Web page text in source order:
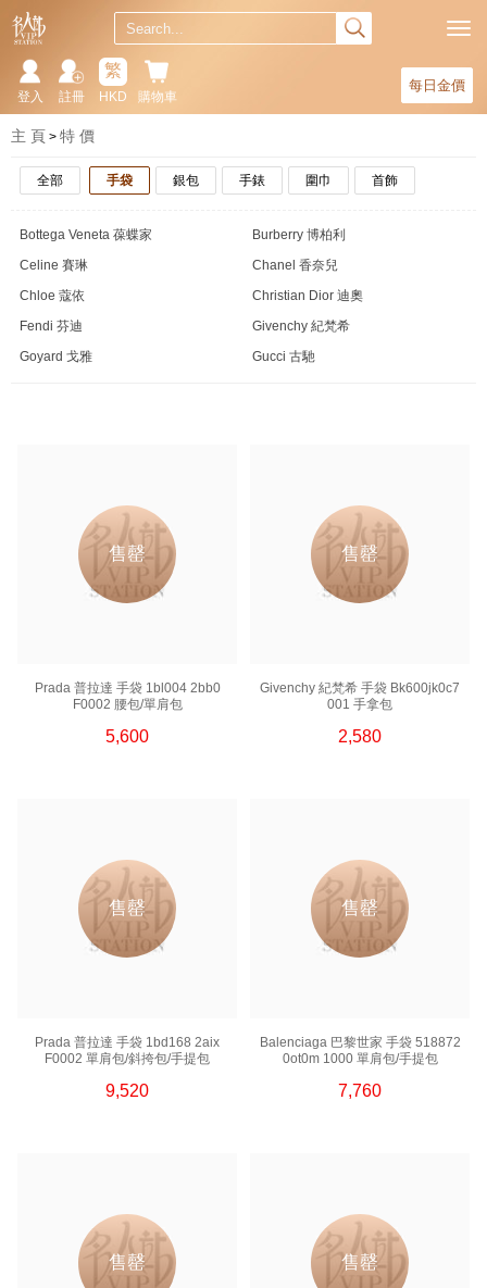
每日金價
購物車
繁
HKD
註冊
登入
主 頁 特 價
全部 手袋 銀包 手錶 圍巾 首飾
Bottega Veneta 葆蝶家
Burberry 博柏利
Celine 賽琳
Chanel 香奈兒
Chloe 蔻依
Christian Dior 迪奧
Fendi 芬迪
Givenchy 紀梵希
Goyard 戈雅
Gucci 古馳
Ysl / Saint Laurent 聖羅蘭
售罄
Prada 普拉達 手袋 1bl004 2bb0
F0002 腰包/單肩包
5,600
售罄
Givenchy 紀梵希 手袋 Bk600jk0c7
001 手拿包
2,580
售罄
Prada 普拉達 手袋 1bd168 2aix
F0002 單肩包/斜挎包/手提包
9,520
售罄
Balenciaga 巴黎世家 手袋 518872
0ot0m 1000 單肩包/手提包
7,760
售罄 售罄